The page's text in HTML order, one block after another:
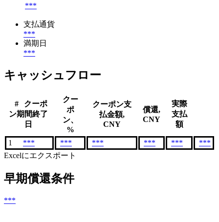
***
支払通貨
***
満期日
***
キャッシュフロー
#
クーポ
ン期間終了
日
クー
ポ
ン、
%
クーポン支
払金額,
CNY
償還,
CNY
実際
支払
額
1 *** *** *** *** ***
***
Excelにエクスポート
早期償還条件
***